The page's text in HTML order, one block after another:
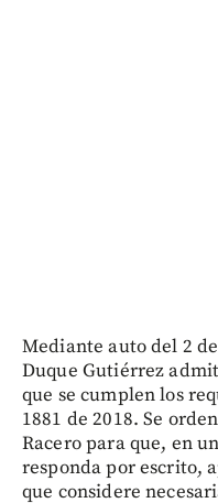
Mediante auto del 2
Duque Gutiérrez
que se cumplen los
1881 de 2018. Se
Racero para que, en
responda por escrito,
que considere